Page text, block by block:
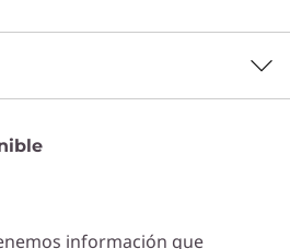
navegador simplifica
mantenimiento, a la vez
de forma constante.
para su empresa.
necesidades
información que